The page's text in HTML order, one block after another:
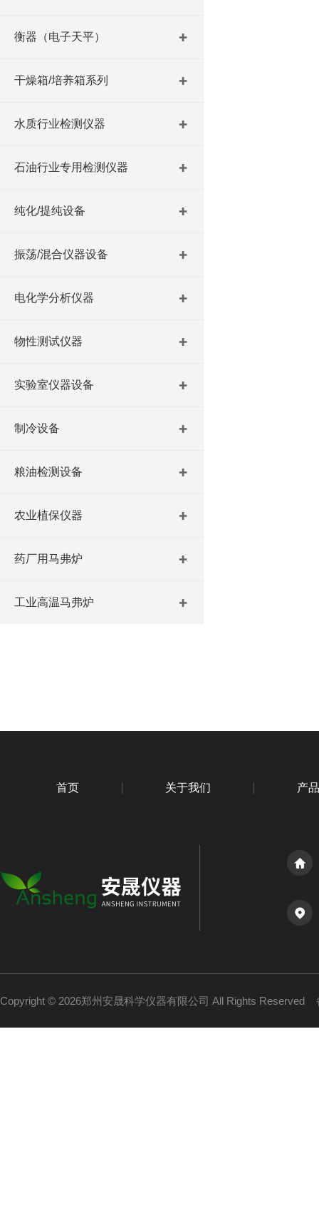
衡器（电子天平）
干燥箱/培养箱系列
水质行业检测仪器
石油行业专用检测仪器
纯化/提纯设备
振荡/混合仪器设备
电化学分析仪器
物性测试仪器
实验室仪器设备
制冷设备
粮油检测设备
农业植保仪器
药厂用马弗炉
工业高温马弗炉
首页 关于我们 产
Copyright © 2026郑州安晟科学仪器有限公司 All Rights Reserved